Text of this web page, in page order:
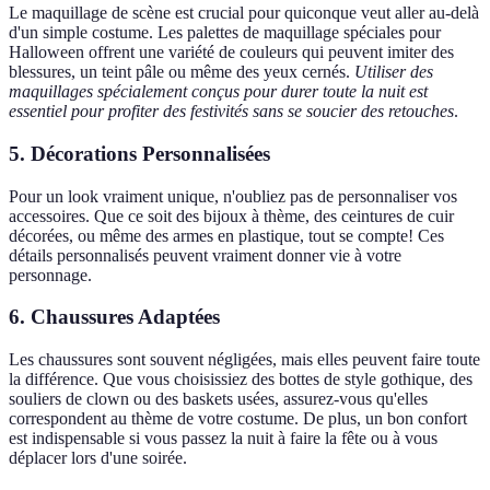
Le maquillage de scène est crucial pour quiconque veut aller au-delà
d'un simple costume. Les palettes de maquillage spéciales pour
Halloween offrent une variété de couleurs qui peuvent imiter des
blessures, un teint pâle ou même des yeux cernés. Utiliser des
maquillages spécialement conçus pour durer toute la nuit est
essentiel pour profiter des festivités sans se soucier des retouches.
5. Décorations Personnalisées
Pour un look vraiment unique, n'oubliez pas de personnaliser vos
accessoires. Que ce soit des bijoux à thème, des ceintures de cuir
décorées, ou même des armes en plastique, tout se compte! Ces
détails personnalisés peuvent vraiment donner vie à votre
personnage.
6. Chaussures Adaptées
Les chaussures sont souvent négligées, mais elles peuvent faire toute
la différence. Que vous choisissiez des bottes de style gothique, des
souliers de clown ou des baskets usées, assurez-vous qu'elles
correspondent au thème de votre costume. De plus, un bon confort
est indispensable si vous passez la nuit à faire la fête ou à vous
déplacer lors d'une soirée.